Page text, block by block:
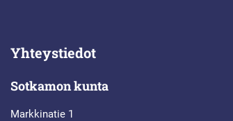
Yhteystiedot
Sotkamon kunta
Markkinatie 1